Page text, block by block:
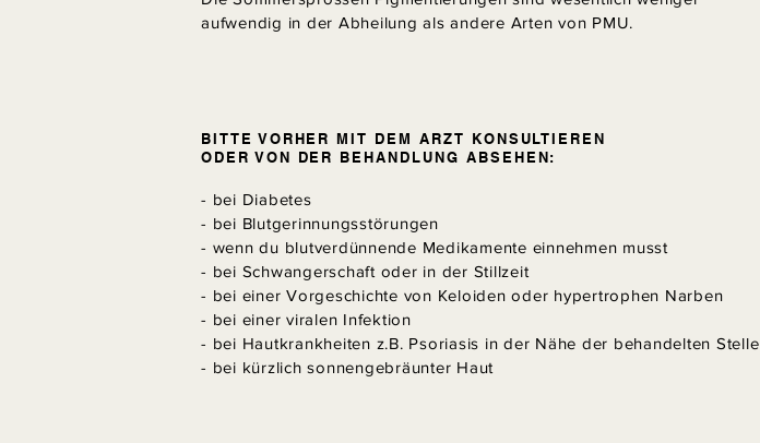
aufwendig in der Abheilung als andere Arten von PMU.
BITTE VORHER MIT DEM ARZT KONSULTIEREN
ODER VON DER BEHANDLUNG ABSEHEN:
- bei Diabetes
- bei Blutgerinnungsstörungen
- wenn du blutverdünnende Medikamente einnehmen musst
- bei Schwangerschaft oder in der Stillzeit
- bei einer Vorgeschichte von Keloiden oder hypertrophen Narben
- bei einer viralen Infektion
- bei Hautkrankheiten z.B. Psoriasis in der Nähe der behandelten Stelle
- bei kürzlich sonnengebräunter Haut